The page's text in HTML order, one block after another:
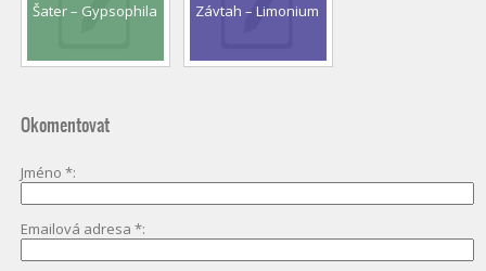
Šater – Gypsophila Závtah – Limonium
Okomentovat
Jméno *
Emailová adresa *